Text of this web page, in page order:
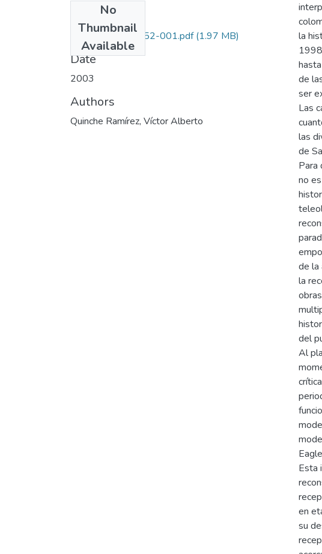
No
Thumbnail
Available
1222-10-13852-001.pdf(1.97 MB)
Date
2003
Authors
Quinche Ramírez, Víctor Alberto
la
de
ser
Las
las
de
Para
no
de la
la
del
Al
Esta
en
su